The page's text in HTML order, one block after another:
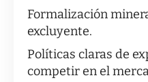
Formalización
excluyente.
Políticas claras de
competir en el